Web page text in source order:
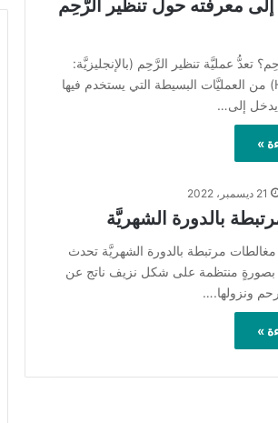
إلى معرفته حول تنظير الرَّحِم
تعدُّ عمليَّة تنظير الرَّحِم (بالإنجليزيَّة:
Hysteroscopy) من العمليَّات البسيطة التي يستخدم فيها
يدخل إلى…
»
21 ديسمبر، 2022
بالدورة الشهريَّة
مغالطات مرتبطة بالدورة الشهريَّة تحدث
بصورةٍ منتظمة على شكل نزيف ناتج عن
ونزولها.…
»